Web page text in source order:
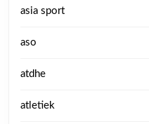
asia sport
aso
atdhe
atletiek